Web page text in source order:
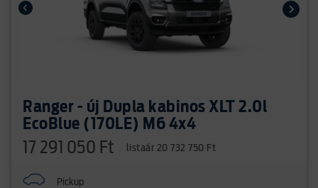
Ranger - új Dupla kabinos XLT 2.0l
EcoBlue (170LE) M6 4x4
17 291 050 Ft listaár 20 732 750 Ft
Pickup